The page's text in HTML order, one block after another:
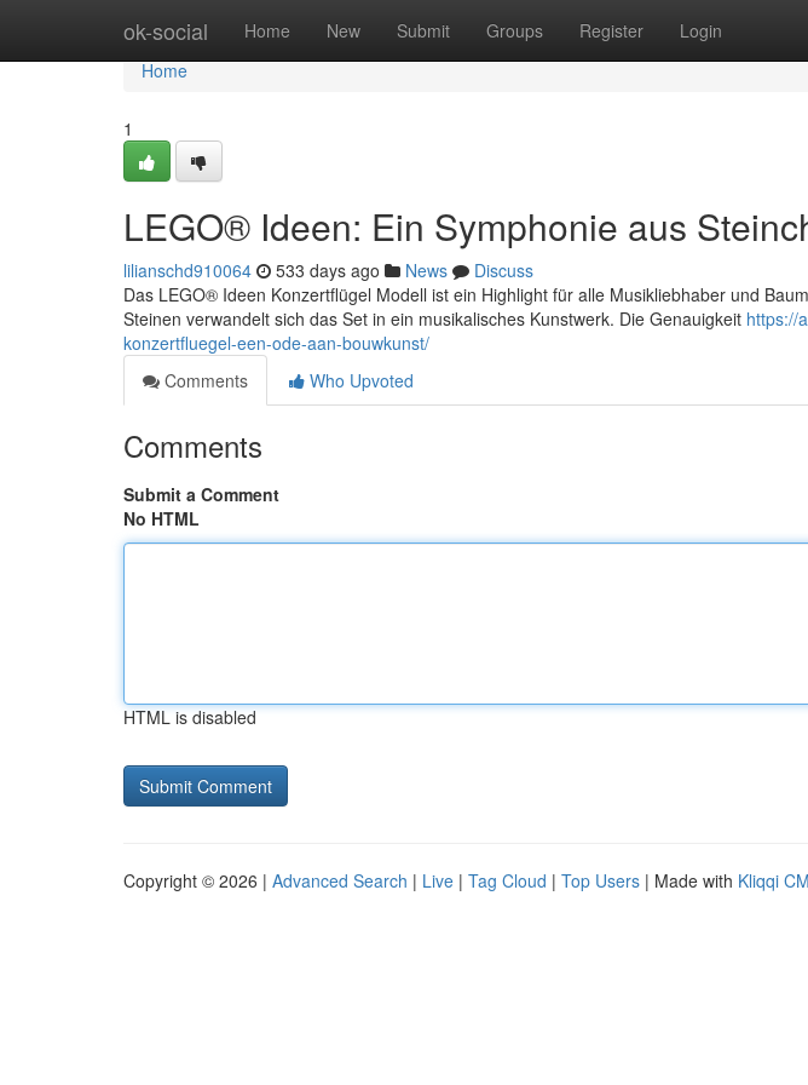
ok-social Home New Submit Groups Register Login
Home
Home
1
LEGO® Ideen: Ein Symphonie aus
lilianschd910064 533 days ago News
Discuss
Das LEGO® Ideen Konzertflügel Modell ist ein Highlight für alle Musikliebhaber und
Steinen verwandelt sich das Set in ein musikalisches Kunstwerk. Die Genauigkeit https://
konzertfluegel-een-ode-aan-bouwkunst/
Comments
Who Upvoted
Comments
Submit a Comment
No HTML
HTML is disabled
Copyright © 2026 | Advanced Search | Live | Tag Cloud | Top Users | Made with Kliqqi